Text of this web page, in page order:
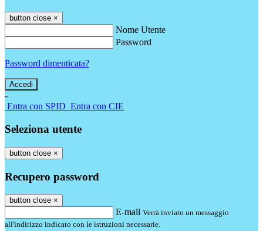
button close ×
Nome Utente
Password
Password dimenticata?
-
Entra con SPID Entra con CIE
Seleziona utente
button close ×
Recupero password
button close ×
E-mail Verrà inviato un messaggio
all'indirizzo indicato con le istruzioni necessarie.